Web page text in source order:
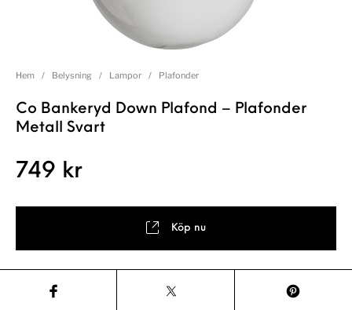
Hem / Belysning / Lampor / Plafonder
Co Bankeryd Down Plafond – Plafonder
Metall Svart
749 kr
Köp nu